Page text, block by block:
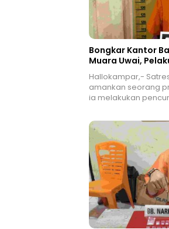
Bongkar Kantor
Muara Uwai,
Hallokampar,-
amankan seorang
ia melakukan